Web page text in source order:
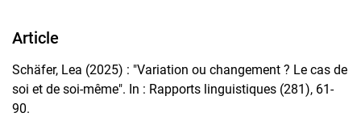
Curriculum Vitae
Axes de recherche et projets
Article
Schäfer, Lea (2025) : "Variation ou changement ? Le cas de
soi et de soi-même". In : Rapports linguistiques (281), 61-
90.